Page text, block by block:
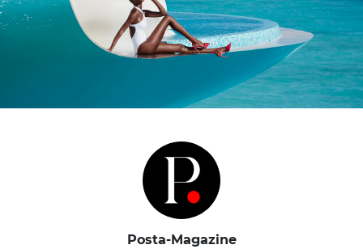
Posta-Magazine